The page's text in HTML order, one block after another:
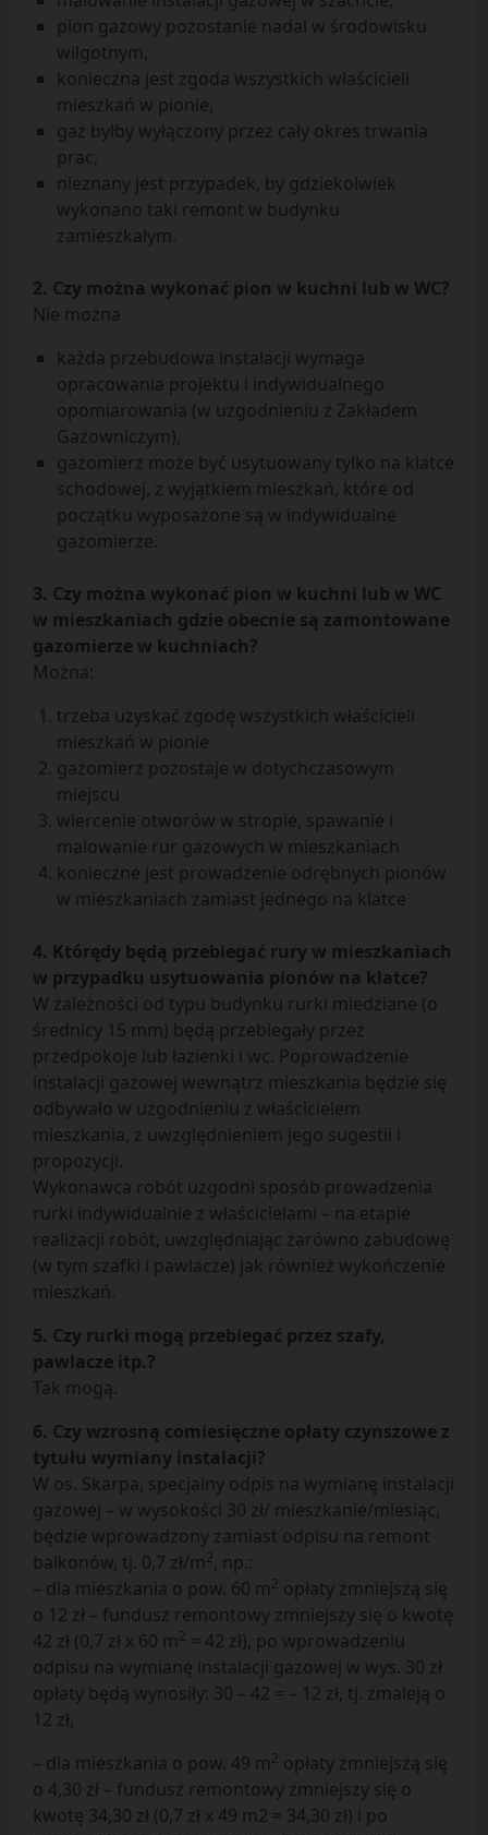
pion gazowy pozostanie nadal w środowisku
wilgotnym,
konieczna jest zgoda wszystkich właścicieli
mieszkań w pionie,
gaz byłby wyłączony przez cały okres trwania
prac,
nieznany jest przypadek, by gdziekolwiek
wykonano taki remont w budynku
zamieszkałym.
2. Czy można wykonać pion w kuchni lub w WC?
Nie można
każda przebudowa instalacji wymaga
opracowania projektu i indywidualnego
opomiarowania (w uzgodnieniu z Zakładem
Gazowniczym),
gazomierz może być usytuowany tylko na klatce
schodowej, z wyjątkiem mieszkań, które od
początku wyposażone są w indywidualne
gazomierze.
3. Czy można wykonać pion w kuchni lub w WC
w mieszkaniach gdzie obecnie są zamontowane
gazomierze w kuchniach?
Można:
trzeba uzyskać zgodę wszystkich właścicieli
mieszkań w pionie
gazomierz pozostaje w dotychczasowym
miejscu
wiercenie otworów w stropie, spawanie i
malowanie rur gazowych w mieszkaniach
konieczne jest prowadzenie odrębnych pionów
w mieszkaniach zamiast jednego na klatce
4. Którędy będą przebiegać rury w mieszkaniach
w przypadku usytuowania pionów na klatce?
W zależności od typu budynku rurki miedziane (o
średnicy 15 mm) będą przebiegały przez
przedpokoje lub łazienki i wc. Poprowadzenie
instalacji gazowej wewnątrz mieszkania będzie się
odbywało w uzgodnieniu z właścicielem
mieszkania, z uwzględnieniem jego sugestii i
propozycji.
Wykonawca robót uzgodni sposób prowadzenia
rurki indywidualnie z właścicielami – na etapie
realizacji robót, uwzględniając zarówno zabudowę
(w tym szafki i pawlacze) jak również wykończenie
mieszkań.
5. Czy rurki mogą przebiegać przez szafy,
pawlacze itp.?
Tak mogą.
6. Czy wzrosną comiesięczne opłaty czynszowe z
tytułu wymiany instalacji?
W os. Skarpa, specjalny odpis na wymianę instalacji
gazowej – w wysokości 30 zł/ mieszkanie/miesiąc,
będzie wprowadzony zamiast odpisu na remont
balkonów, tj. 0,7 zł/m2, np.:
– dla mieszkania o pow. 60 m2 opłaty zmniejszą się
o 12 zł – fundusz remontowy zmniejszy się o kwotę
42 zł (0,7 zł x 60 m2 = 42 zł), po wprowadzeniu
odpisu na wymianę instalacji gazowej w wys. 30 zł
opłaty będą wynosiły: 30 – 42 = – 12 zł, tj. zmaleją o
12 zł,
– dla mieszkania o pow. 49 m2 opłaty zmniejszą się
o 4,30 zł – fundusz remontowy zmniejszy się o
kwotę 34,30 zł (0,7 zł x 49 m2 = 34,30 zł) i po